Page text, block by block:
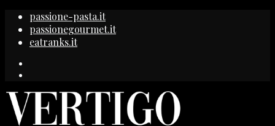
passione-pasta.it
passionegourmet.it
eatranks.it